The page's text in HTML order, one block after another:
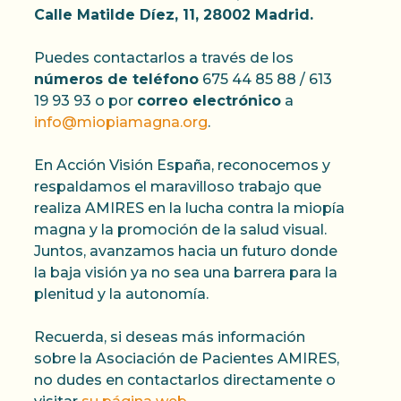
Calle Matilde Díez, 11, 28002 Madrid.
Puedes contactarlos a través de los
números de teléfono 675 44 85 88 / 613
19 93 93 o por correo electrónico a
info@miopiamagna.org.
En Acción Visión España, reconocemos y
respaldamos el maravilloso trabajo que
realiza AMIRES en la lucha contra la miopía
magna y la promoción de la salud visual.
Juntos, avanzamos hacia un futuro donde
la baja visión ya no sea una barrera para la
plenitud y la autonomía.
Recuerda, si deseas más información
sobre la Asociación de Pacientes AMIRES,
no dudes en contactarlos directamente o